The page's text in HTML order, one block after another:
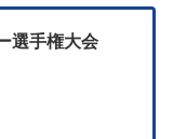
選手権大会